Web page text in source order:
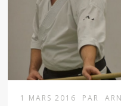
1 MARS 2016 PAR